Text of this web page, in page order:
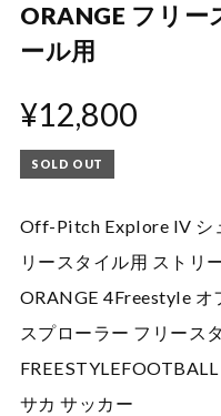
ORANGE フリ
ール用
¥12,800
SOLD OUT
Off-Pitch Explore IV シ
リースタイル用 ストリ
ORANGE 4Freestyle オ
スプローラー フリース
サカ サッカー